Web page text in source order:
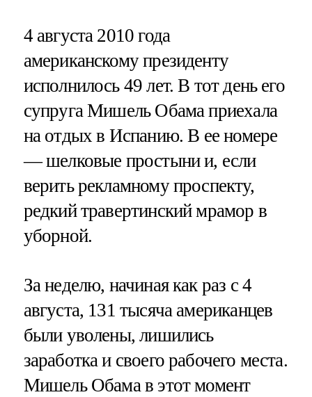
4 августа 2010 года
американскому президенту
исполнилось 49 лет. В тот день его
супруга Мишель Обама приехала
на отдых в Испанию. В ее номере
— шелковые простыни и, если
верить рекламному проспекту,
редкий травертинский мрамор в
уборной.
За неделю, начиная как раз с 4
августа, 131 тысяча американцев
были уволены, лишились
заработка и своего рабочего места.
Мишель Обама в этот момент